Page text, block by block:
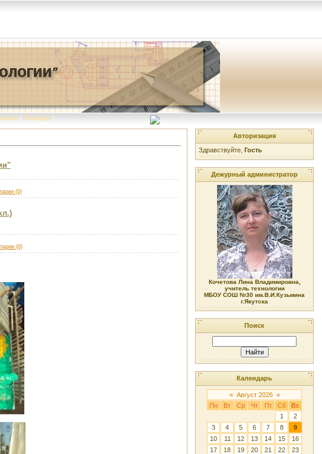
| Помощь |
(0)
(0)
Авторизация
Здравствуйте, Гость
Дежурный администратор
Кочетова Лина Владимировна,
учитель технологии
МБОУ СОШ №30 им.В.И.Кузьмина
г.Якутска
Поиск
Календарь
« Август 2026 »
Пн
Вт Ср Чт Пт Сб
Вс
1
2
3
4 5 6 7 8
9
10
11 12 13 14 15
16
17
18 19 20 21 22
23